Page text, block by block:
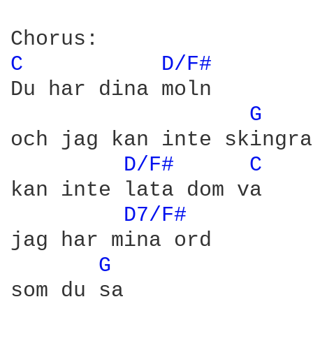
C
D/F#
Du har dina moln
G
och jag kan inte skingra
D/F#
C
kan inte lata dom va
D7/F#
jag har mina ord
G
som du sa